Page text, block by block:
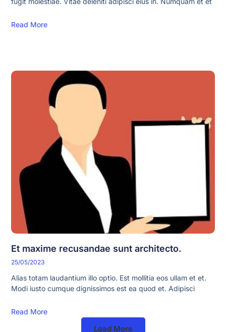
Read More
Et maxime recusandae sunt architecto.
25/05/2023
Alias totam laudantium illo optio. Est mollitia eos ullam et et.
Modi iusto cumque dignissimos est ea quod et. Adipisci
Read More
Load More